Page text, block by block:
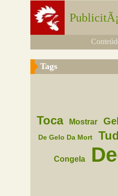
Tags
Toca Mostrar
De Gelo Da Mort
Congela